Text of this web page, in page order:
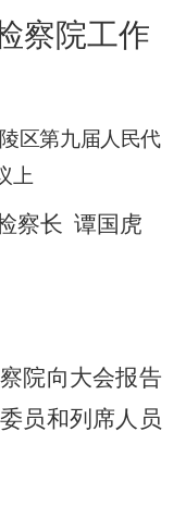
察院工作
区第九届人民代
上
察长 谭国虎
院向大会报告
员和列席人员